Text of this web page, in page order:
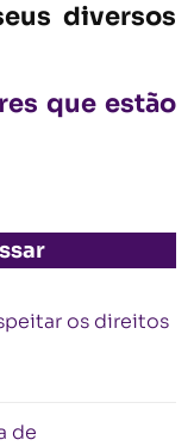
diversos
que estão
os direitos
de